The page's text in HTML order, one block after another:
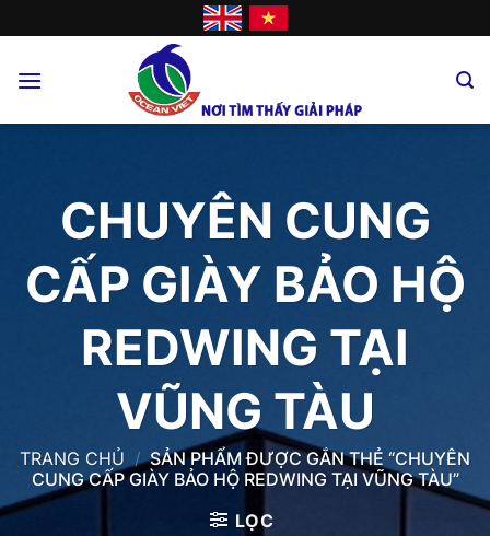
to
CHUYÊN CUNG
CẤP GIÀY BẢO HỘ
REDWING TẠI
VŨNG TÀU
TRANG CHỦ / SẢN PHẨM ĐƯỢC GẮN THẺ “CHUYÊN
CUNG CẤP GIÀY BẢO HỘ REDWING TẠI VŨNG TÀU”
LỌC